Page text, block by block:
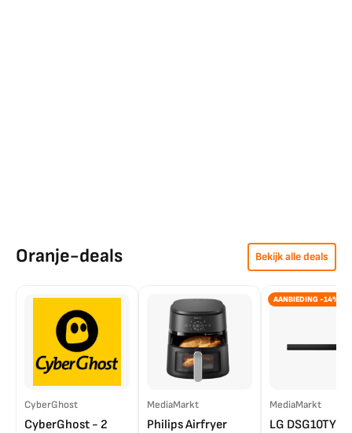
Oranje-deals Bekijk alle deals
CyberGhost
CyberGhost - 2
MediaMarkt
Philips Airfryer
AANBIEDING -14%
MediaMarkt
LG DSG10TY